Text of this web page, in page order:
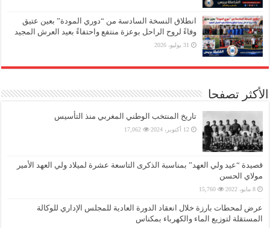
انطلاق النسخة السادسة من “دوري المودة” بعين عتيق
وفاءً لروح الراحل بوعزة منتفع واحتفاءً بعيد العرش المجيد
31 يوليو، 2026
الأكثر تصفحا
تاريخ المنتخب الوطني المغربي منذ التأسيس
12 أكتوبر، 2024 17,062
قصيدة “عيد ولي العهد” بمناسبة الذكرى التاسعة عشرة لميلاد ولي العهد الأمير
مولاي الحسن
8 مايو، 2022 15,760
عرض لمحطات بارزة خلال انعقاد الدورة العادية للمجلس الإداري للوكالة
المستقلة لتوزيع الماء والكهرباء بمكناس